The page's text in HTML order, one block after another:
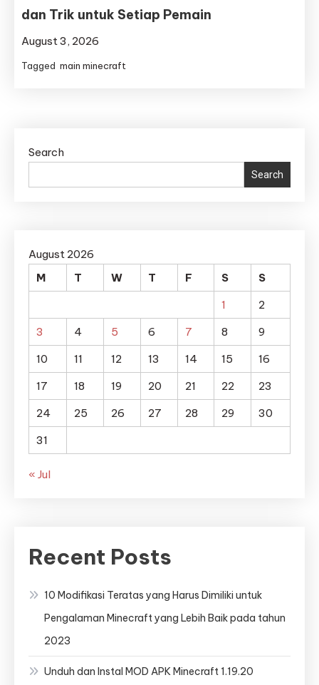
dan Trik untuk Setiap Pemain
August 3, 2026
Tagged main minecraft
Search
Search
August 2026
M
T W T F S
S
1
2
3
4 5 6 7 8
9
10
11 12 13 14 15
16
17
18 19 20 21 22
23
24
25 26 27 28 29
30
31
« Jul
Recent Posts
10 Modifikasi Teratas yang Harus Dimiliki untuk
Pengalaman Minecraft yang Lebih Baik pada tahun
2023
Unduh dan Instal MOD APK Minecraft 1.19.20